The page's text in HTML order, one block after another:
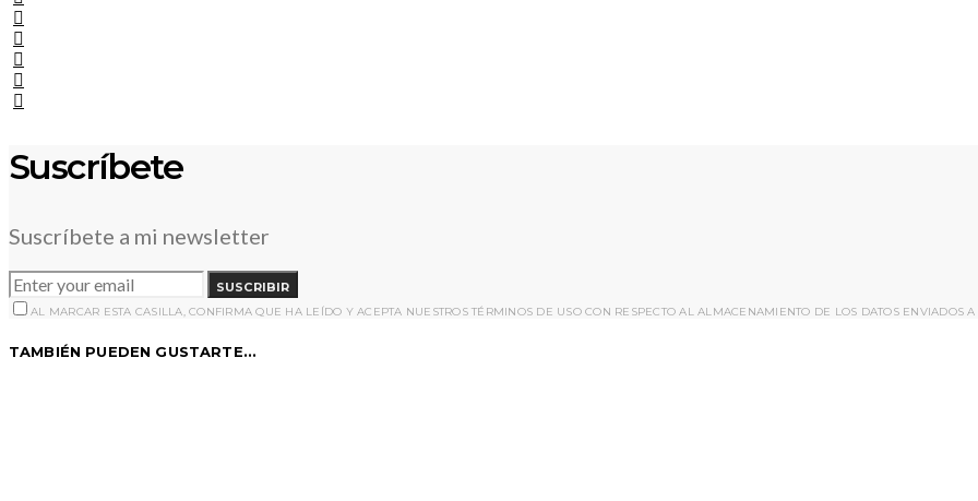
Suscríbete
Suscríbete a mi newsletter
SUSCRIBIR
AL MARCAR ESTA CASILLA, CONFIRMA QUE HA LEÍDO Y ACEPTA NUESTROS TÉRMINOS DE USO CON RESPECTO AL ALMACENAMIENTO DE LOS DATOS ENVIADOS
TAMBIÉN PUEDEN GUSTARTE...